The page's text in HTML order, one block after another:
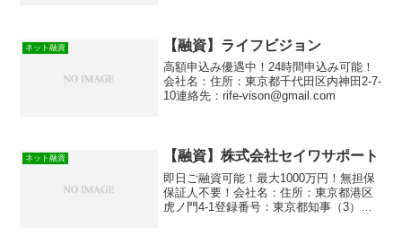
ネット融資 【融資】ライフビジョン
高額申込み優遇中！24時間申込み可能！
会社名：住所：東京都千代田区内神田2-7-
10連絡先：rife-vison@gmail.com
ネット融資 【融資】株式会社セイワサポート
即日ご融資可能！最大1000万円！無担保
保証人不要！会社名：住所：東京都港区
虎ノ門4-1登録番号：東京都知事（3）第